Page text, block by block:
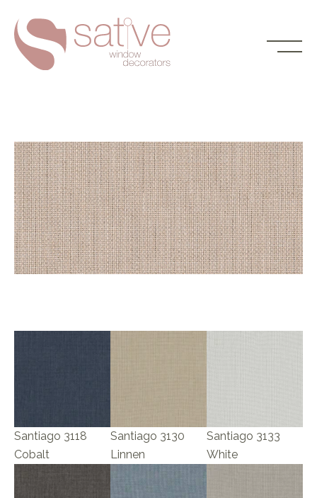
Santiago 3118
Cobalt
Santiago 3130
Linnen
Santiago 3133
White